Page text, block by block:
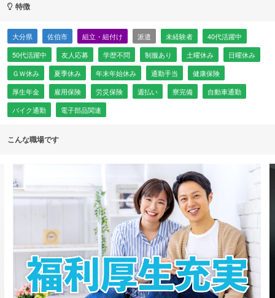
特徴
大分県 佐伯市 組立・組付け 派遣 未経験者
40代活躍中
50代活躍中
友人応募 学歴不問 制服あり 土曜休み
日曜休み
ＧＷ休み
夏季休み 年末年始休み 通勤手当
健康保険
厚生年金
雇用保険 労災保険 週払い 寮完備
自動車通勤
バイク通勤
電子部品関連
こんな職場です